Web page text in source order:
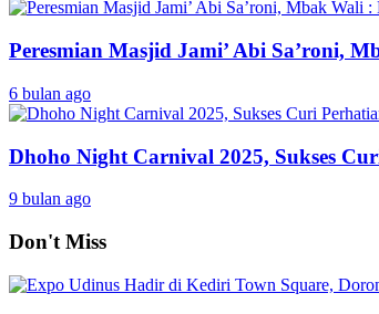
Peresmian Masjid Jami’ Abi Sa’roni,
6 bulan ago
Dhoho Night Carnival 2025, Sukses
9 bulan ago
Don't Miss